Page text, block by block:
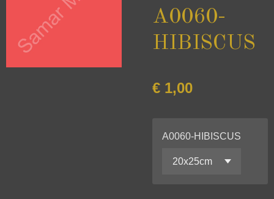
A0060-
HIBISCUS
€ 1,00
A0060-HIBISCUS